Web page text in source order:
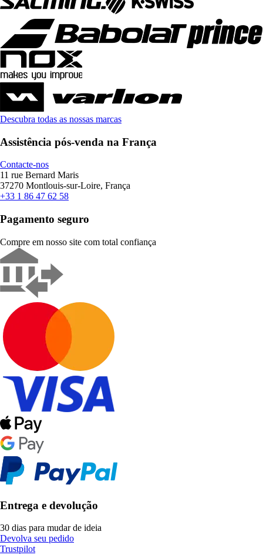
Descubra todas as nossas marcas
Assistência pós-venda na França
Contacte-nos
11 rue Bernard Maris
37270 Montlouis-sur-Loire, França
+33 1 86 47 62 58
Pagamento seguro
Compre em nosso site com total confiança
Entrega e devolução
30 dias para mudar de ideia
Devolva seu pedido
Trustpilot